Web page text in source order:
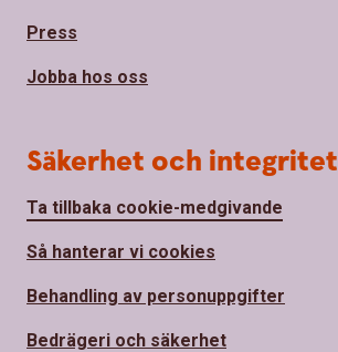
Press
Jobba hos oss
Säkerhet och integritet
Ta tillbaka cookie-medgivande
Så hanterar vi cookies
Behandling av personuppgifter
Bedrägeri och säkerhet